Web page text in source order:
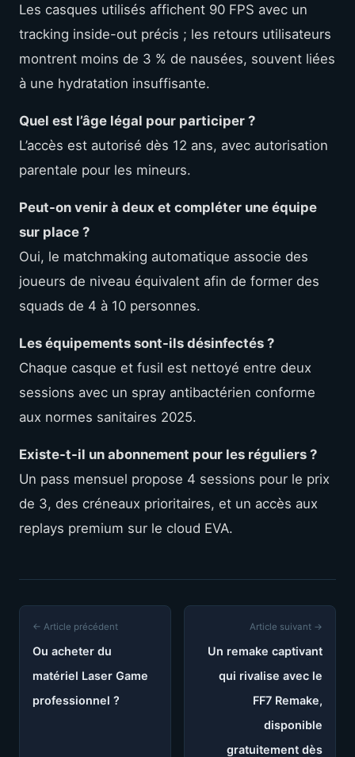
Les casques utilisés affichent 90 FPS avec un
tracking inside-out précis ; les retours utilisateurs
montrent moins de 3 % de nausées, souvent liées
à une hydratation insuffisante.
Quel est l’âge légal pour participer ?
L’accès est autorisé dès 12 ans, avec autorisation
parentale pour les mineurs.
Peut-on venir à deux et compléter une équipe
sur place ?
Oui, le matchmaking automatique associe des
joueurs de niveau équivalent afin de former des
squads de 4 à 10 personnes.
Les équipements sont-ils désinfectés ?
Chaque casque et fusil est nettoyé entre deux
sessions avec un spray antibactérien conforme
aux normes sanitaires 2025.
Existe-t-il un abonnement pour les réguliers ?
Un pass mensuel propose 4 sessions pour le prix
de 3, des créneaux prioritaires, et un accès aux
replays premium sur le cloud EVA.
← Article précédent
Ou acheter du
matériel Laser Game
professionnel ?
Article suivant →
Un remake captivant
qui rivalise avec le
FF7 Remake,
disponible
gratuitement dès